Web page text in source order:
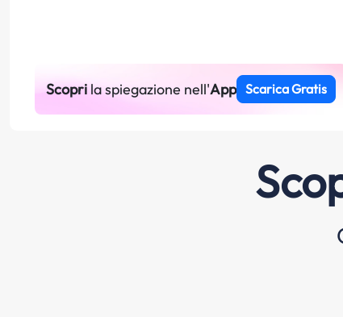
Scoprila spiegazione nell'App Scarica Gratis